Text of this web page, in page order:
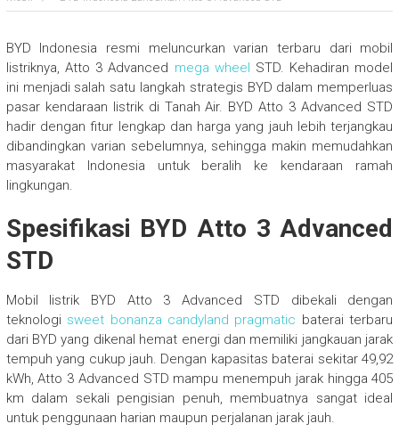
BYD Indonesia resmi meluncurkan varian terbaru dari mobil
listriknya, Atto 3 Advanced mega wheel
STD. Kehadiran model
ini menjadi salah satu langkah strategis BYD dalam memperluas
pasar kendaraan listrik di Tanah Air. BYD Atto 3 Advanced STD
hadir dengan fitur lengkap dan harga yang jauh lebih terjangkau
dibandingkan varian sebelumnya, sehingga makin memudahkan
masyarakat Indonesia untuk beralih ke kendaraan ramah
lingkungan.
Spesifikasi BYD Atto 3 Advanced
STD
Mobil listrik BYD Atto 3 Advanced STD dibekali dengan
teknologi sweet bonanza candyland pragmatic baterai terbaru
dari BYD yang dikenal hemat energi dan memiliki jangkauan jarak
tempuh yang cukup jauh. Dengan kapasitas baterai sekitar 49,92
kWh, Atto 3 Advanced STD mampu menempuh jarak hingga 405
km dalam sekali pengisian penuh, membuatnya sangat ideal
untuk penggunaan harian maupun perjalanan jarak jauh.